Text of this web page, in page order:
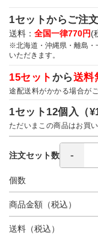
1セットからご注
送料： 全国一律770円(
※北海道・沖縄県・離島・
いただきます。
15セット から送料
途配送料がかかる場合が
1セット12個入（
ただいまこの商品はお買
注文セット数
個数
商品金額（税込）
送料（税込）